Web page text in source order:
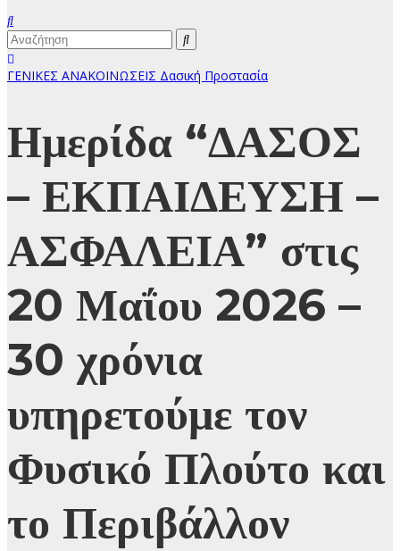
ΓΕΝΙΚΕΣ ΑΝΑΚΟΙΝΩΣΕΙΣ Δασική Προστασία
Ημερίδα “ΔΑΣΟΣ
– ΕΚΠΑΙΔΕΥΣΗ –
ΑΣΦΑΛΕΙΑ” στις
20 Μαΐου 2026 –
30 χρόνια
υπηρετούμε τον
Φυσικό Πλούτο και
το Περιβάλλον